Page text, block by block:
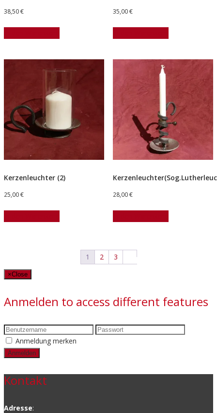
38,50€ 35,00€
Kerzenleuchter (2)
25,00€ 28,00€
1 2 3
×Close
Anmelden to access different features
Anmeldung merken
Kontakt
Adresse: